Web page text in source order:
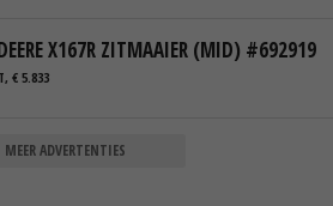
X167R ZITMAAIER (MID) #692919
€ 5.833
MEER ADVERTENTIES